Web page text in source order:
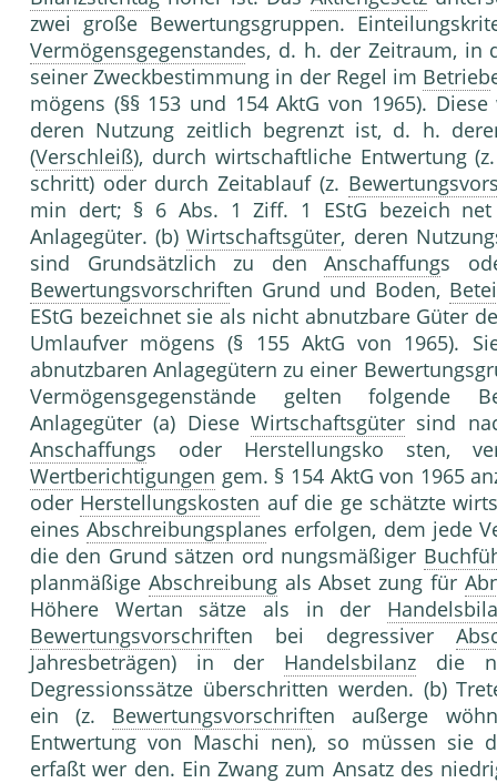
zwei große Bewertungsgruppen.
Vermögensgegenstandes, d. h. der Zeitraum, in
seiner Zweckbestimmung in der Regel im Betrieb
mögens (§§ 153 und 154 AktG von 1965).
deren Nutzung zeitlich begrenzt ist, d. h.
(Verschleiß), durch wirtschaftliche Entwertung
schritt) oder durch Zeitablauf (z.
min dert; § 6 Abs. 1 Ziff. 1 EStG bezeich
Anlagegüter. (b)Wirtschaftsgüter, deren
sind Grundsätzlich zu denAnschaffungs
Bewertungsvorschriften Grund und Boden,
EStG bezeichnet sie als nicht abnutzbare Güter
Umlaufver mögens (§ 155 AktG von 1965).
abnutzbaren Anlagegütern zu einer
Vermögensgegenstände gelten folgende
Anlagegüter (a) DieseWirtschaftsgüter sind
Anschaffungs oder Herstellungsko sten,
Wertberichtigungen gem. § 154 AktG von 1965
oder Herstellungskosten auf die ge schätzte
einesAbschreibungsplanes erfolgen, dem jede
die den Grund sätzen ord nungsmäßiger
planmäßige Abschreibungals Abset zung für
Höhere Wertan sätze als in der
Bewertungsvorschriften bei degressiver
Jahresbeträgen) in der Handelsbilanz die
Degressionssätze überschritten werden. (b)
ein (z. Bewertungsvorschriften außerge
Entwertung von Maschi nen), so müssen sie
erfaßt wer den. Ein Zwang zum Ansatz des